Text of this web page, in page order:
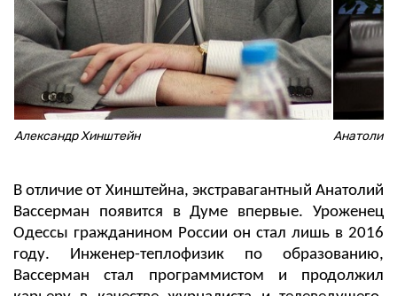
Александр Хинштейн Анатолий
В отличие от Хинштейна, экстравагантный Анатолий
Вассерман появится в Думе впервые. Уроженец
Одессы гражданином России он стал лишь в 2016
году. Инженер-теплофизик по образованию,
Вассерман стал программистом и продолжил